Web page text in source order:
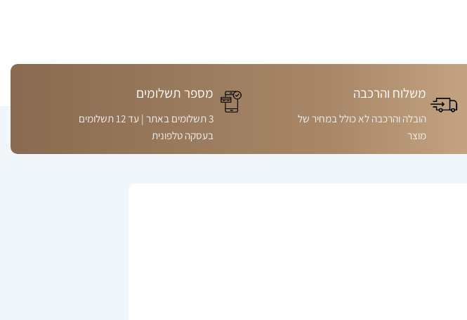
משלוח והרכבה
הובלה והרכבה לא כולל במחיר של
מוצר
מספר תשלומים
3 תשלומים באתר | עד 12 תשלומים
בעסקה טלפונית